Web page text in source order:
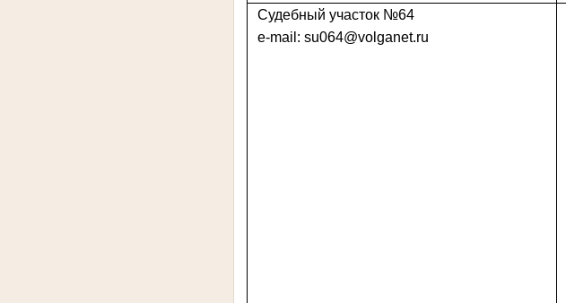
Судебный участок №64
e-mail: su064@volganet.ru